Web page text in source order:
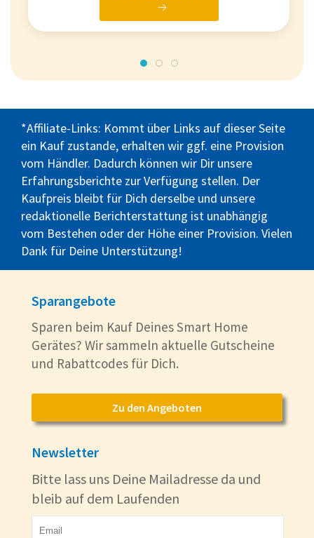
*Affiliate-Links: Kommt über Links auf dieser Seite
ein Kauf zustande, erhalten wir ggf. eine Provision
vom Händler. Dadurch können wir Dir unsere
Erfahrungsberichte zur Verfügung stellen. Der
Kaufpreis bleibt für Dich derselbe und unsere
redaktionelle Berichterstattung ist unabhängig
vom Bestehen oder der Höhe einer Provision. Vielen
Dank für Deine Unterstützung!
Sparangebote
Sparen beim Kauf Deines Smart Home
Gerätes? Wir sammeln aktuelle Gutscheine
und Rabattcodes für Dich.
Zu den Angeboten
Newsletter
Bitte lass uns Deine Mailadresse da und
bleib auf dem Laufenden